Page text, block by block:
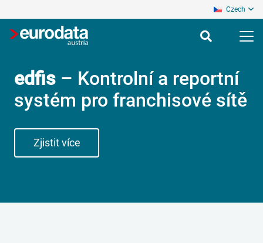
Czech
edfis – Kontrolní a reportní
systém pro franchisové sítě
Zjistit více